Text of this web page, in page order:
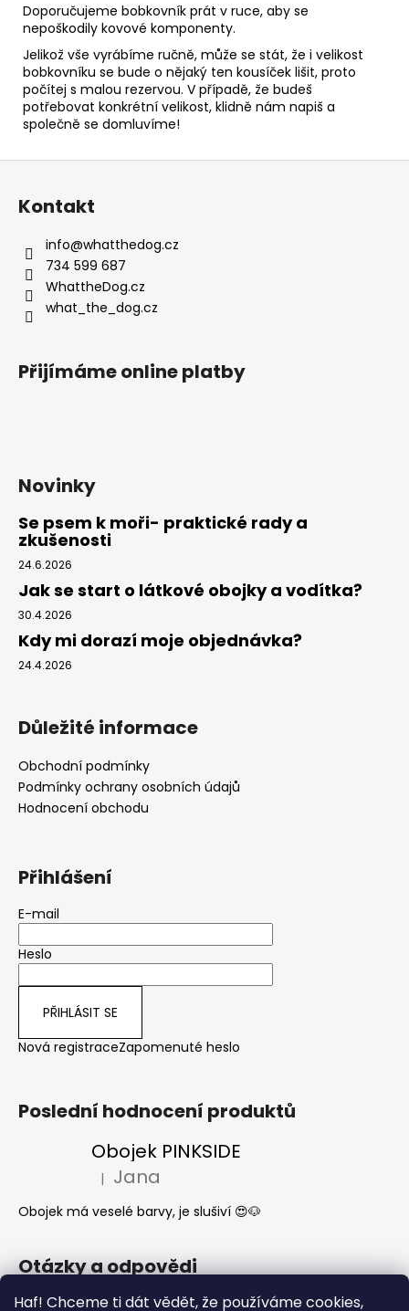
Haf! Chceme ti dát vědět, že používáme cookies,
Doporučujeme bobkovník prát v ruce, aby se
nepoškodily kovové komponenty.
Jelikož vše vyrábíme ručně, může se stát, že i velikost
bobkovníku se bude o nějaký ten kousíček lišit, proto
počítej s malou rezervou. V případě, že budeš
potřebovat konkrétní velikost, klidně nám napiš a
společně se domluvíme!
Z
Kontakt
info@whatthedog.cz
734 599 687
WhattheDog.cz
what_the_dog.cz
Přijímáme online platby
Novinky
Se psem k moři- praktické rady a
zkušenosti
24.6.2026
Jak se start o látkové obojky a vodítka?
30.4.2026
Kdy mi dorazí moje objednávka?
24.4.2026
Důležité informace
Obchodní podmínky
Podmínky ochrany osobních údajů
Hodnocení obchodu
Přihlášení
E-mail
Heslo
PŘIHLÁSIT SE
Nová registraceZapomenuté heslo
Poslední hodnocení produktů
Obojek PINKSIDE
Hodnocení produktu je 5 z 5 hvězdiček.
| Jana
Obojek má veselé barvy, je slušiví 😍🐶
Otázky a odpovědi
Jak se start o látkové obojky a vodítka?